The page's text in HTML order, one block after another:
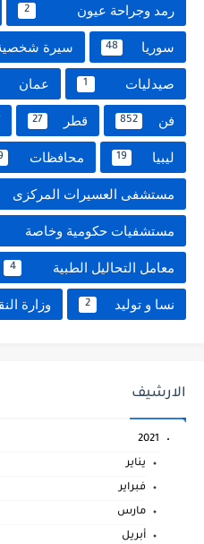
رمد وجراحة عيون 2
سوريا 48 سيرة
صيدليات 1 عمان
فن 852 قطر 27
ليبيا 19 محافظات
مستشفى العسيرات المركزى
مستشفيات حكومية وخاصة
معامل التحاليل الطبية 4
نسا و توليد 2 وزارة
الارشيف
2021
يناير
فبراير
مارس
أبريل